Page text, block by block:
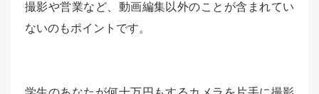
撮影や営業など、動画編集以外のことが含まれてい
ないのもポイントです。